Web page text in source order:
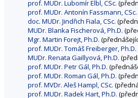
prof. MUDr. Lubomír Elbl, CSc.
prof. MUDr. Antonín Fassmann, CSc.
doc. MUDr. Jindřich Fiala, CSc.
MUDr. Blanka Fischerová, Ph.D.
Mgr. Martin Forejt, Ph.D.
prof. MUDr. Tomáš Freiberger, Ph.D.
MUDr. Renata Gaillyová, Ph.D.
prof. MUDr. Petr Gál, Ph.D.
prof. MUDr. Roman Gál, Ph.D.
prof. MVDr. Aleš Hampl, CSc.
prof. MUDr. Radek Hart, Ph.D.